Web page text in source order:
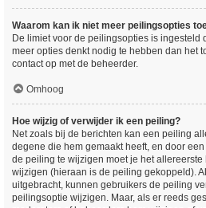
Waarom kan ik niet meer peilingsopties
De limiet voor de peilingsopties is ingesteld
meer opties denkt nodig te hebben dan het
contact op met de beheerder.
Omhoog
Hoe wijzig of verwijder ik een peiling?
Net zoals bij de berichten kan een peiling
degene die hem gemaakt heeft, en door
de peiling te wijzigen moet je het
wijzigen (hieraan is de peiling gekoppeld).
uitgebracht, kunnen gebruikers de peiling
peilingsoptie wijzigen. Maar, als er reeds